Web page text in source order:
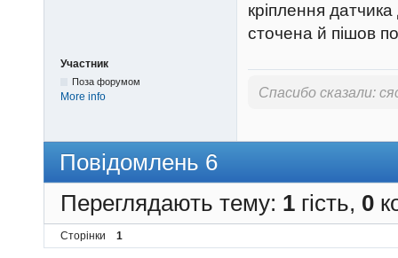
Участник
Поза форумом
More info
кріплення
сточена й пішов
Спасибо сказали:
Повідомлень 6
Переглядають тему: 1 гість, 0
Сторінки 1